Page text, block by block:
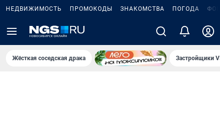
НЕДВИЖИМОСТЬ ПРОМОКОДЫ ЗНАКОМСТВА ПОГОДА
Жёсткая соседская драка Застройщики